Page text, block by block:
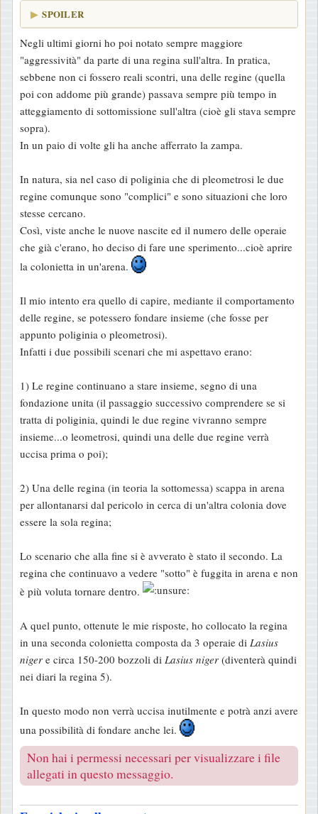
SPOILER
Negli ultimi giorni ho poi notato sempre maggiore
"aggressività" da parte di una regina sull'altra. In pratica,
sebbene non ci fossero reali scontri, una delle regine (quella
poi con addome più grande) passava sempre più tempo in
atteggiamento di sottomissione sull'altra (cioè gli stava sempre
sopra).
In un paio di volte gli ha anche afferrato la zampa.
In natura, sia nel caso di poliginia che di pleometrosi le due
regine comunque sono "complici" e sono situazioni che loro
stesse cercano.
Così, viste anche le nuove nascite ed il numero delle operaie
che già c'erano, ho deciso di fare une sperimento...cioè aprire
la colonietta in un'arena.
Il mio intento era quello di capire, mediante il comportamento
delle regine, se potessero fondare insieme (che fosse per
appunto poliginia o pleometrosi).
Infatti i due possibili scenari che mi aspettavo erano:
1) Le regine continuano a stare insieme, segno di una
fondazione unita (il passaggio successivo comprendere se si
tratta di poliginia, quindi le due regine vivranno sempre
insieme...o leometrosi, quindi una delle due regine verrà
uccisa prima o poi);
2) Una delle regina (in teoria la sottomessa) scappa in arena
per allontanarsi dal pericolo in cerca di un'altra colonia dove
essere la sola regina;
Lo scenario che alla fine si è avverato è stato il secondo. La
regina che continuavo a vedere "sotto" è fuggita in arena e non
è più voluta tornare dentro.
A quel punto, ottenute le mie risposte, ho collocato la regina
in una seconda colonietta composta da 3 operaie di Lasius
niger e circa 150-200 bozzoli di Lasius niger (diventerà quindi
nei diari la regina 5).
In questo modo non verrà uccisa inutilmente e potrà anzi avere
una possibilità di fondare anche lei.
Non hai i permessi necessari per visualizzare i file
allegati in questo messaggio.